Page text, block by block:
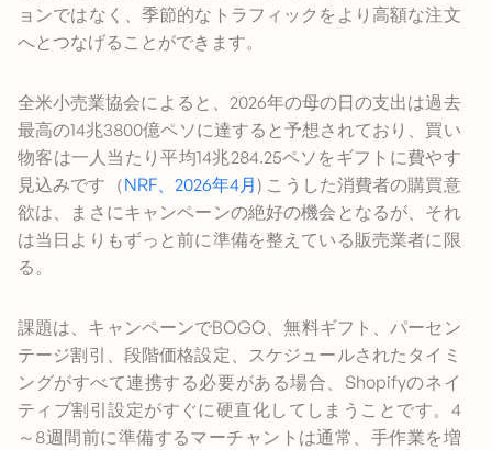
ョンではなく、季節的なトラフィックをより高額な注文
へとつなげることができます。
全米小売業協会によると、2026年の母の日の支出は過去
最高の14兆3800億ペソに達すると予想されており、買い
物客は一人当たり平均14兆284.25ペソをギフトに費やす
見込みです（NRF、2026年4月) こうした消費者の購買意
欲は、まさにキャンペーンの絶好の機会となるが、それ
は当日よりもずっと前に準備を整えている販売業者に限
る。
課題は、キャンペーンでBOGO、無料ギフト、パーセン
テージ割引、段階価格設定、スケジュールされたタイミ
ングがすべて連携する必要がある場合、Shopifyのネイ
ティブ割引設定がすぐに硬直化してしまうことです。4
～8週間前に準備するマーチャントは通常、手作業を増